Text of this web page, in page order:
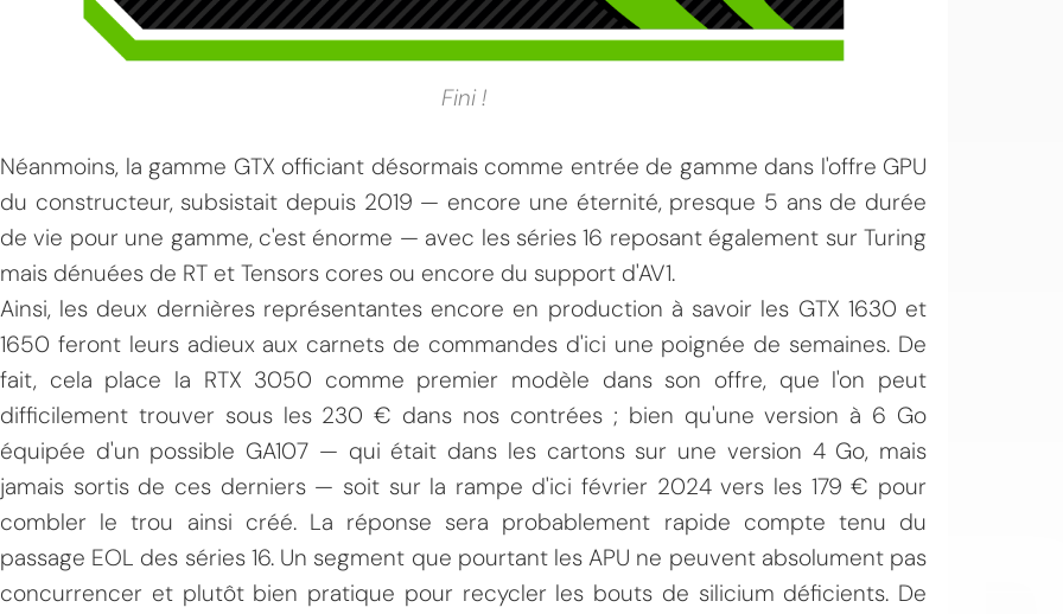
Fini !
Néanmoins, la gamme GTX officiant désormais comme entrée de gamme dans l'offre GPU
du constructeur, subsistait depuis 2019 — encore une éternité, presque 5 ans de durée
de vie pour une gamme, c'est énorme — avec les séries 16 reposant également sur Turing
mais dénuées de RT et Tensors cores ou encore du support d'AV1.
Ainsi, les deux dernières représentantes encore en production à savoir les GTX 1630 et
1650 feront leurs adieux aux carnets de commandes d'ici une poignée de semaines. De
fait, cela place la RTX 3050 comme premier modèle dans son offre, que l'on peut
difficilement trouver sous les 230 € dans nos contrées ; bien qu'une version à 6 Go
équipée d'un possible GA107 — qui était dans les cartons sur une version 4 Go, mais
jamais sortis de ces derniers — soit sur la rampe d'ici février 2024 vers les 179 € pour
combler le trou ainsi créé. La réponse sera probablement rapide compte tenu du
passage EOL des séries 16. Un segment que pourtant les APU ne peuvent absolument pas
concurrencer et plutôt bien pratique pour recycler les bouts de silicium déficients. De